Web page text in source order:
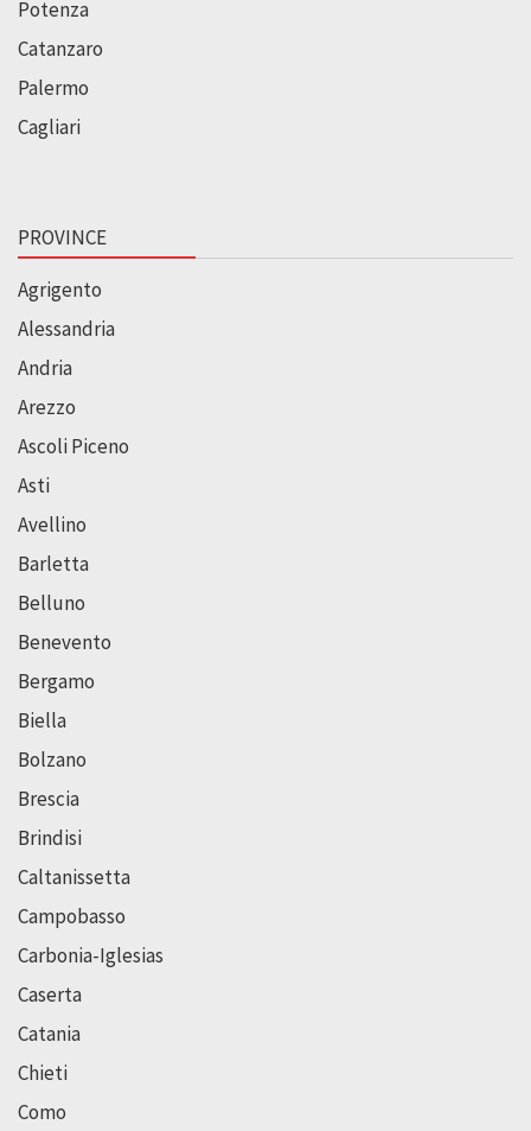
Potenza
Catanzaro
Palermo
Cagliari
PROVINCE
Agrigento
Alessandria
Andria
Arezzo
Ascoli Piceno
Asti
Avellino
Barletta
Belluno
Benevento
Bergamo
Biella
Bolzano
Brescia
Brindisi
Caltanissetta
Campobasso
Carbonia-Iglesias
Caserta
Catania
Chieti
Como